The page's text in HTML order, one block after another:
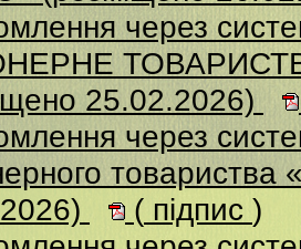
через
25.02.2026)
через
( підпис )